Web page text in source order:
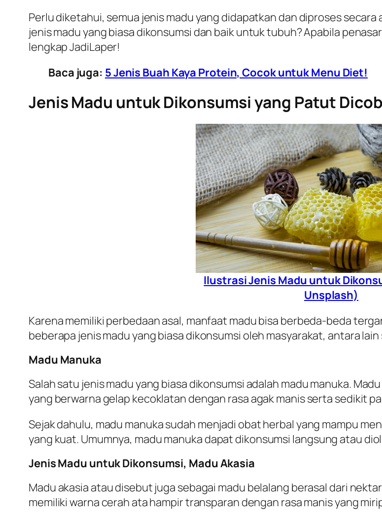
Perlu diketahui, semua jenis madu yang didapatkan dan diproses
jenis madu yang biasa dikonsumsi dan baik untuk tubuh? Apabila
lengkap JadiLaper!
Baca juga: 5 Jenis Buah Kaya Protein, Cocok untuk Menu Diet!
Jenis Madu untuk Dikonsumsi yang Patut
Ilustrasi Jenis Madu untuk
Unsplash)
Karena memiliki perbedaan asal, manfaat madu bisa berbeda-beda
beberapa jenis madu yang biasa dikonsumsi oleh masyarakat, antara
Madu Manuka
Salah satu jenis madu yang biasa dikonsumsi adalah madu manuka.
yang berwarna gelap kecoklatan dengan rasa agak manis serta sedikit
Sejak dahulu, madu manuka sudah menjadi obat herbal yang mampu
yang kuat. Umumnya, madu manuka dapat dikonsumsi langsung atau
Jenis Madu untuk Dikonsumsi, Madu Akasia
Madu akasia atau disebut juga sebagai madu belalang berasal dari
memiliki warna cerah ata hampir transparan dengan rasa manis yang